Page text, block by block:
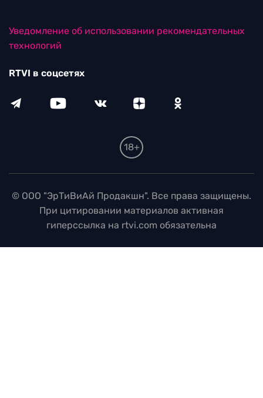
Уведомление об использовании рекомендательных
технологий
RTVI в соцсетях
18+
© ООО "ЭрТиВиАй Продакшн". Все права защищены.
При цитировании материалов активная
гиперссылка на rtvi.com обязательна